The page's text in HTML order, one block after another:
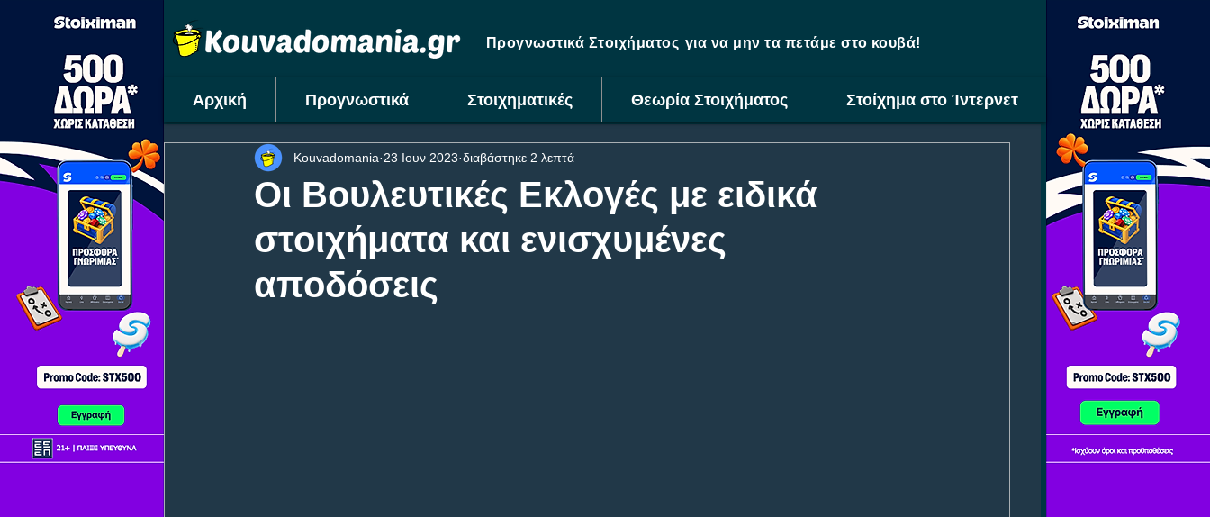
Προγνωστικά Στοιχήματος για να μην τα πετάμε στο κουβά!
Αρχική Προγνωστικά Στοιχηματικές Θεωρία Στοιχήματος Στοίχημα στο Ίντερνετ
Οι Βουλευτικές Εκλογές με ειδικά
στοιχήματα και ενισχυμένες
αποδόσεις
Kouvadomania 23 Ιουν 2023 διαβάστηκε 2 λεπτά